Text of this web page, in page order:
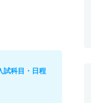
試科目・日程